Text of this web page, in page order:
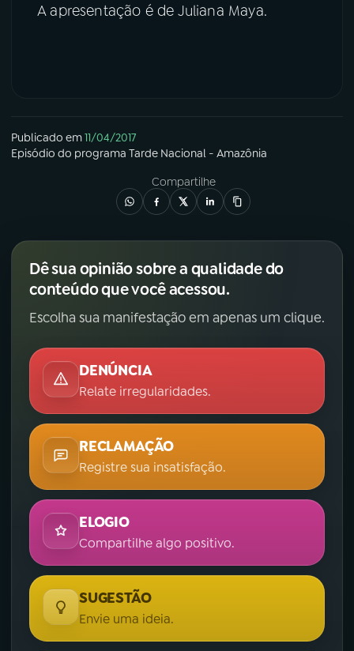
A apresentação é de Juliana Maya.
Publicado em11/04/2017
Episódio do programa Tarde Nacional - Amazônia
Compartilhe
Dê sua opinião sobre a qualidade do
conteúdo que você acessou.
Escolha sua manifestação em apenas um clique.
DENÚNCIA
Relate irregularidades.
RECLAMAÇÃO
Registre sua insatisfação.
ELOGIO
Compartilhe algo positivo.
SUGESTÃO
Envie uma ideia.